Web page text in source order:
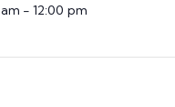
- 12:00 pm